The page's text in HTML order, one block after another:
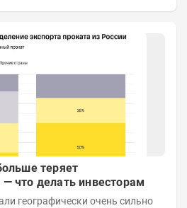
теряет
что делать инвесторам
географически очень сильно